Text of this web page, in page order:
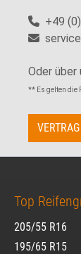
+49
Oder über
** Es gelten die
Top
205/55 R16
195/65 R15